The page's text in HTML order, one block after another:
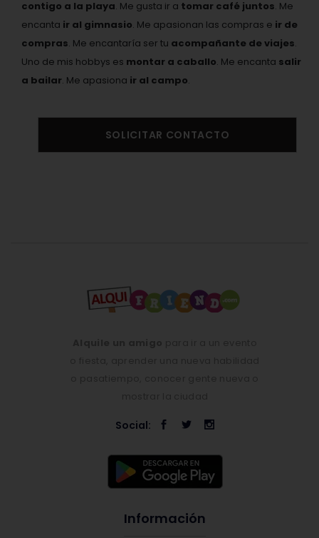
contigo a la playa. Me gusta ir a tomar café juntos. Me
encanta ir al gimnasio. Me apasionan las compras e ir de
compras. Me encantaría ser tu acompañante de viajes.
Uno de mis hobbys es montar a caballo. Me encanta salir
a bailar. Me apasiona ir al campo.
SOLICITAR CONTACTO
Social:
Información